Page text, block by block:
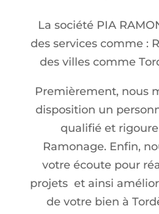
La société PIA
des services comme :
des villes comme
Premièrement, nous
disposition un
qualifié et
Ramonage. Enfin,
votre écoute pour
projets et ainsi
de votre bien à